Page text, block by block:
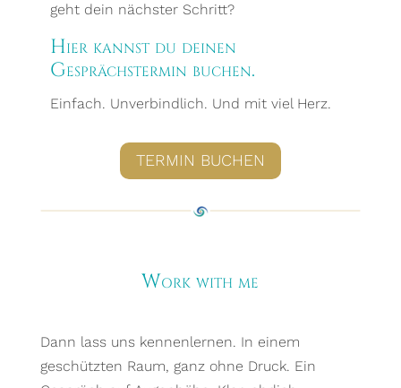
geht dein nächster Schritt?
Hier kannst du deinen
Gesprächstermin buchen.
Einfach. Unverbindlich. Und mit viel Herz.
TERMIN BUCHEN
Work with me
Dann lass uns kennenlernen. In einem
geschützten Raum, ganz ohne Druck. Ein